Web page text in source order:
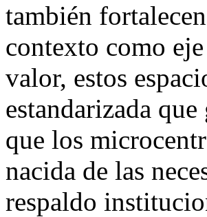
también
contexto como
valor, estos
estandarizada
que los
nacida de las
respaldo